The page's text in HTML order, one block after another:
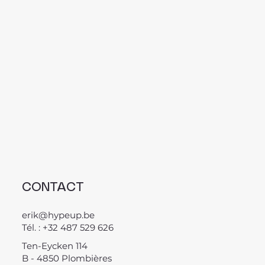
CONTACT
erik@hypeup.be
Tél. : +32 487 529 626
Ten-Eycken 114
B - 4850 Plombières